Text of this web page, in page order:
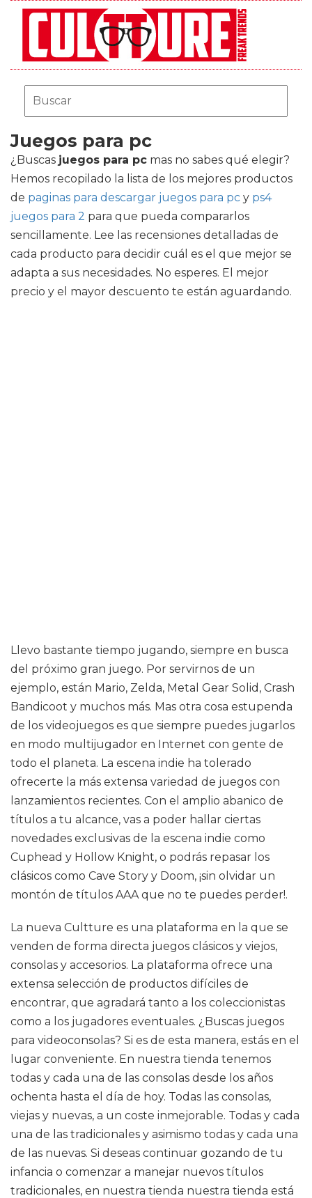
Juegos para pc
¿Buscas juegos para pc mas no sabes qué elegir?
Hemos recopilado la lista de los mejores productos
de paginas para descargar juegos para pc y ps4
juegos para 2 para que pueda compararlos
sencillamente. Lee las recensiones detalladas de
cada producto para decidir cuál es el que mejor se
adapta a sus necesidades. No esperes. El mejor
precio y el mayor descuento te están aguardando.
Llevo bastante tiempo jugando, siempre en busca
del próximo gran juego. Por servirnos de un
ejemplo, están Mario, Zelda, Metal Gear Solid, Crash
Bandicoot y muchos más. Mas otra cosa estupenda
de los videojuegos es que siempre puedes jugarlos
en modo multijugador en Internet con gente de
todo el planeta. La escena indie ha tolerado
ofrecerte la más extensa variedad de juegos con
lanzamientos recientes. Con el amplio abanico de
títulos a tu alcance, vas a poder hallar ciertas
novedades exclusivas de la escena indie como
Cuphead y Hollow Knight, o podrás repasar los
clásicos como Cave Story y Doom, ¡sin olvidar un
montón de títulos AAA que no te puedes perder!.
La nueva Cultture es una plataforma en la que se
venden de forma directa juegos clásicos y viejos,
consolas y accesorios. La plataforma ofrece una
extensa selección de productos difíciles de
encontrar, que agradará tanto a los coleccionistas
como a los jugadores eventuales. ¿Buscas juegos
para videoconsolas? Si es de esta manera, estás en el
lugar conveniente. En nuestra tienda tenemos
todas y cada una de las consolas desde los años
ochenta hasta el día de hoy. Todas las consolas,
viejas y nuevas, a un coste inmejorable. Todas y cada
una de las tradicionales y asimismo todas y cada una
de las nuevas. Si deseas continuar gozando de tu
infancia o comenzar a manejar nuevos títulos
tradicionales, en nuestra tienda nuestra tienda está